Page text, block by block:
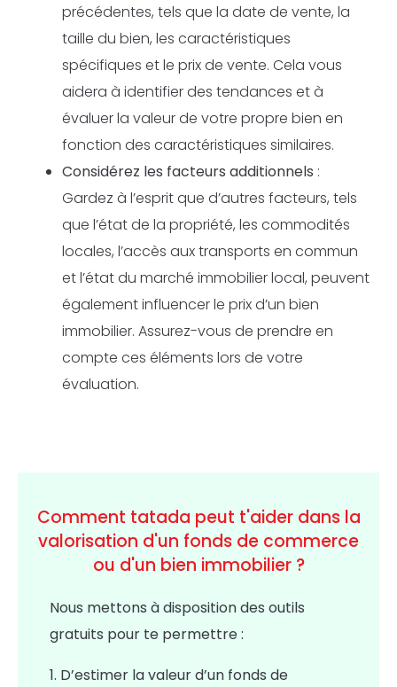
précédentes, tels que la date de vente, la
taille du bien, les caractéristiques
spécifiques et le prix de vente. Cela vous
aidera à identifier des tendances et à
évaluer la valeur de votre propre bien en
fonction des caractéristiques similaires.
Considérez les facteurs additionnels :
Gardez à l’esprit que d’autres facteurs, tels
que l’état de la propriété, les commodités
locales, l’accès aux transports en commun
et l’état du marché immobilier local, peuvent
également influencer le prix d’un bien
immobilier. Assurez-vous de prendre en
compte ces éléments lors de votre
évaluation.
Comment tatada peut t'aider dans la
valorisation d'un fonds de commerce
ou d'un bien immobilier ?
Nous mettons à disposition des outils
gratuits pour te permettre :
1. D’estimer la valeur d’un fonds de